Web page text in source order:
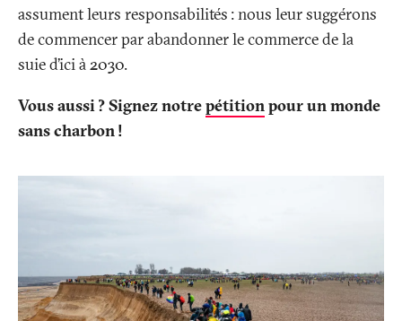
assument leurs responsabilités : nous leur suggérons
de commencer par abandonner le commerce de la
suie d’ici à 2030.
Vous aussi? Signez notrepétitionpour un monde
sans charbon!